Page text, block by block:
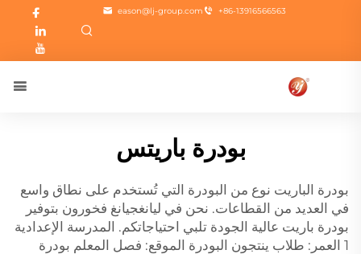
+86-13916566563
eason@lj-group.com
بودرة باريتس
بودرة الباريت نوع من البودرة التي تُستخدم على نطاق واسع
في العديد من القطاعات. نحن في ليانغجيانغ فخورون بتوفير
بودرة باريت عالية الجودة تلبي احتياجاتكم. المدرسة الإعدادية
1 العمر: طلاب ينتجون البودرة الموقع: فصل المعلم بودرة